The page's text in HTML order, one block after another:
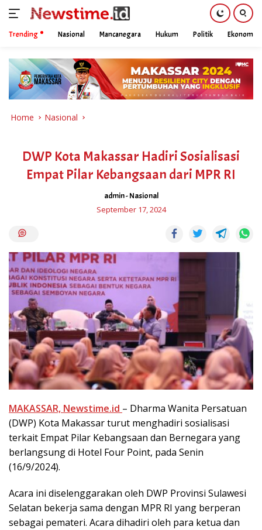
content
Trending Nasional Mancanegara Hukum Politik Ekonomi
Home Nasional
DWP Kota Makassar Hadiri Sosialisasi
Empat Pilar Kebangsaan dari MPR RI
admin-Nasional
September 17, 2024
MAKASSAR, Newstime.id – Dharma Wanita Persatuan
(DWP) Kota Makassar turut menghadiri sosialisasi
terkait Empat Pilar Kebangsaan dan Bernegara yang
berlangsung di Hotel Four Point, pada Senin
(16/9/2024).
Acara ini diselenggarakan oleh DWP Provinsi Sulawesi
Selatan bekerja sama dengan MPR RI yang berperan
sebagai pemateri. Acara dihadiri oleh para ketua dan